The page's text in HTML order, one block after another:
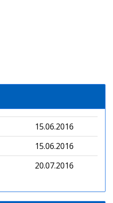
15.06.2016
15.06.2016
20.07.2016